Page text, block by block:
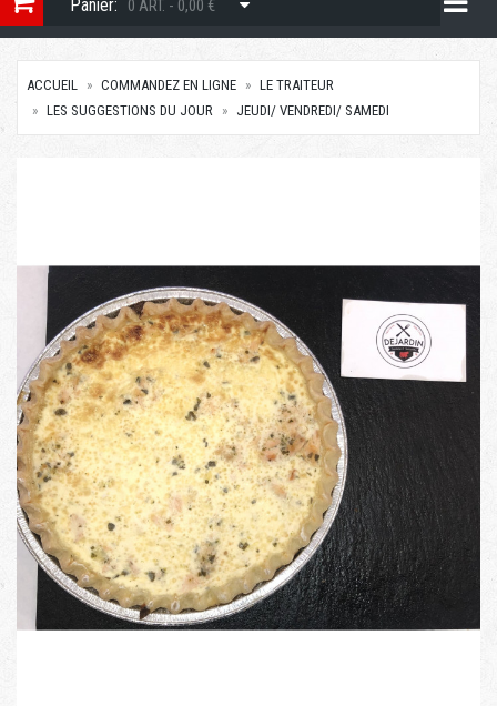
Panier: 0 ART. - 0,00 €
ACCUEIL COMMANDEZ EN LIGNE
LE TRAITEUR
LES SUGGESTIONS DU JOUR
JEUDI/ VENDREDI/ SAMEDI